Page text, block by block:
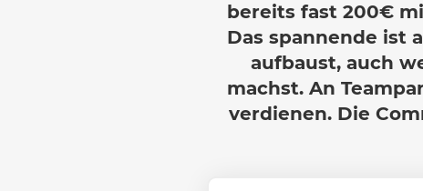
bereits fast 200€
Das spannende ist
aufbaust, auch
machst. An
verdienen. Die